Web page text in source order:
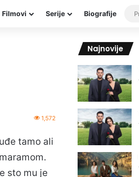
Filmovi Serije Biografije
1,572
tamo ali
sto mu je
Najnovije